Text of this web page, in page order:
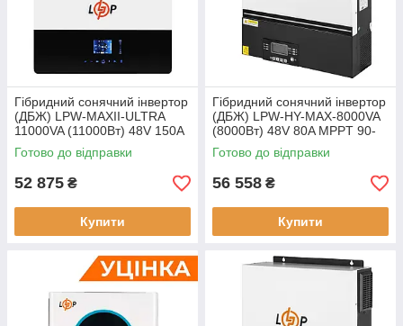
Гібридний сонячний інвертор
(ДБЖ) LPW-MAXII-ULTRA
11000VA (11000Вт) 48V 150A
MPPT 90-450V ON-OFF GRID
Уцінка
Готово до відправки
52 875 ₴
Купити
Гібридний сонячний інвертор
(ДБЖ) LPW-HY-MAX-8000VA
(8000Вт) 48V 80A MPPT 90-
450V Уцінка
Готово до відправки
56 558 ₴
Купити